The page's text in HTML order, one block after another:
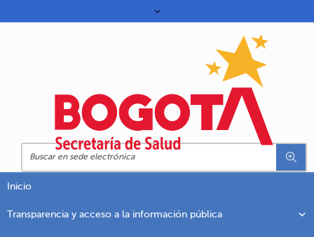
Inicio
Transparencia y acceso a la información pública